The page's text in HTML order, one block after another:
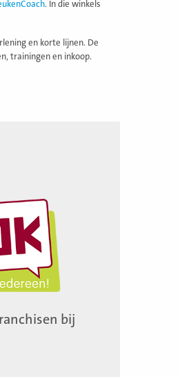
. In die winkels
en korte lijnen. De
trainingen en inkoop.
bij